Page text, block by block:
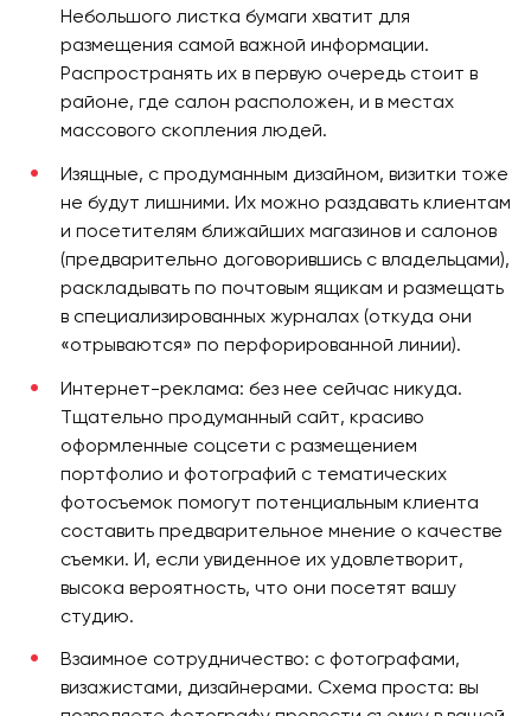
Небольшого листка бумаги хватит для
размещения самой важной информации.
Распространять их в первую очередь стоит в
районе, где салон расположен, и в местах
массового скопления людей.
Изящные, с продуманным дизайном, визитки тоже
не будут лишними. Их можно раздавать клиентам
и посетителям ближайших магазинов и салонов
(предварительно договорившись с владельцами),
раскладывать по почтовым ящикам и размещать
в специализированных журналах (откуда они
«отрываются» по перфорированной линии).
Интернет-реклама: без нее сейчас никуда.
Тщательно продуманный сайт, красиво
оформленные соцсети с размещением
портфолио и фотографий с тематических
фотосъемок помогут потенциальным клиента
составить предварительное мнение о качестве
съемки. И, если увиденное их удовлетворит,
высока вероятность, что они посетят вашу
студию.
Взаимное сотрудничество: с фотографами,
визажистами, дизайнерами. Схема проста: вы